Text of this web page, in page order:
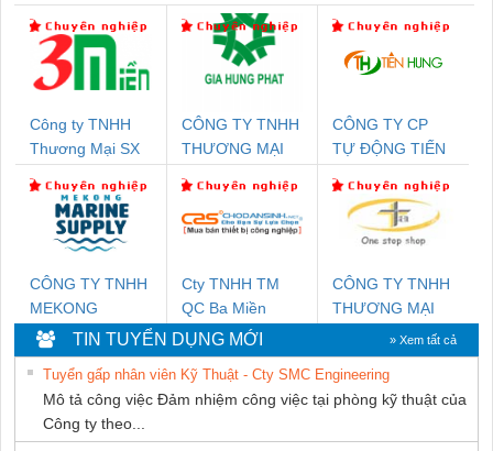
Công ty TNHH
Thương Mại SX
CÔNG TY TNHH
THƯƠNG MẠI
THUẬT ĐIỆN CƠ
GIA HƯNG
CÔNG TY CP
TỰ ĐỘNG TIẾN
CÔNG TY TNHH
MEKONG
MARINE SUPPLY
Cty TNHH TM
QC Ba Miền
CÔNG TY TNHH
THƯƠNG MẠI
THIÊN ÂN VIỆT
NAM
TIN TUYỂN DỤNG MỚI » Xem tất cả
Tuyển gấp nhân viên Kỹ Thuật - Cty SMC Engineering
Mô tả công việc Đảm nhiệm công việc tại phòng kỹ thuật của
Công ty theo...